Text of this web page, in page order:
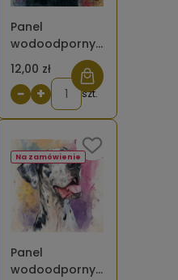
Panel
wodoodporny
Flat coat
retriever czarny
malowany [6-
12,00 zł
− + szt.
Panel
wodoodporny
Na zamówienie